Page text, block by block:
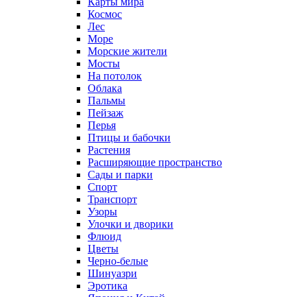
Космос
Лес
Море
Морские жители
Мосты
На потолок
Облака
Пальмы
Пейзаж
Перья
Птицы и бабочки
Растения
Расширяющие пространство
Сады и парки
Спорт
Транспорт
Узоры
Улочки и дворики
Флюид
Цветы
Черно-белые
Шинуазри
Эротика